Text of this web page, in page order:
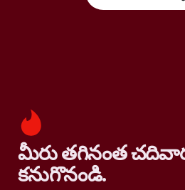
మీరు తగినంత
కనుగొనండి.